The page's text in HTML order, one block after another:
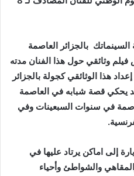
بالجزائر العاصمة
وثائقي حول هذا الفنان مدته
هذا الوثائقي كجولة بالجزائر
قصة شبابه في العاصمة
في سنوات السبعينات وفي
إلى اماكن يرتاد عليها في
والشواطئ وأحياء